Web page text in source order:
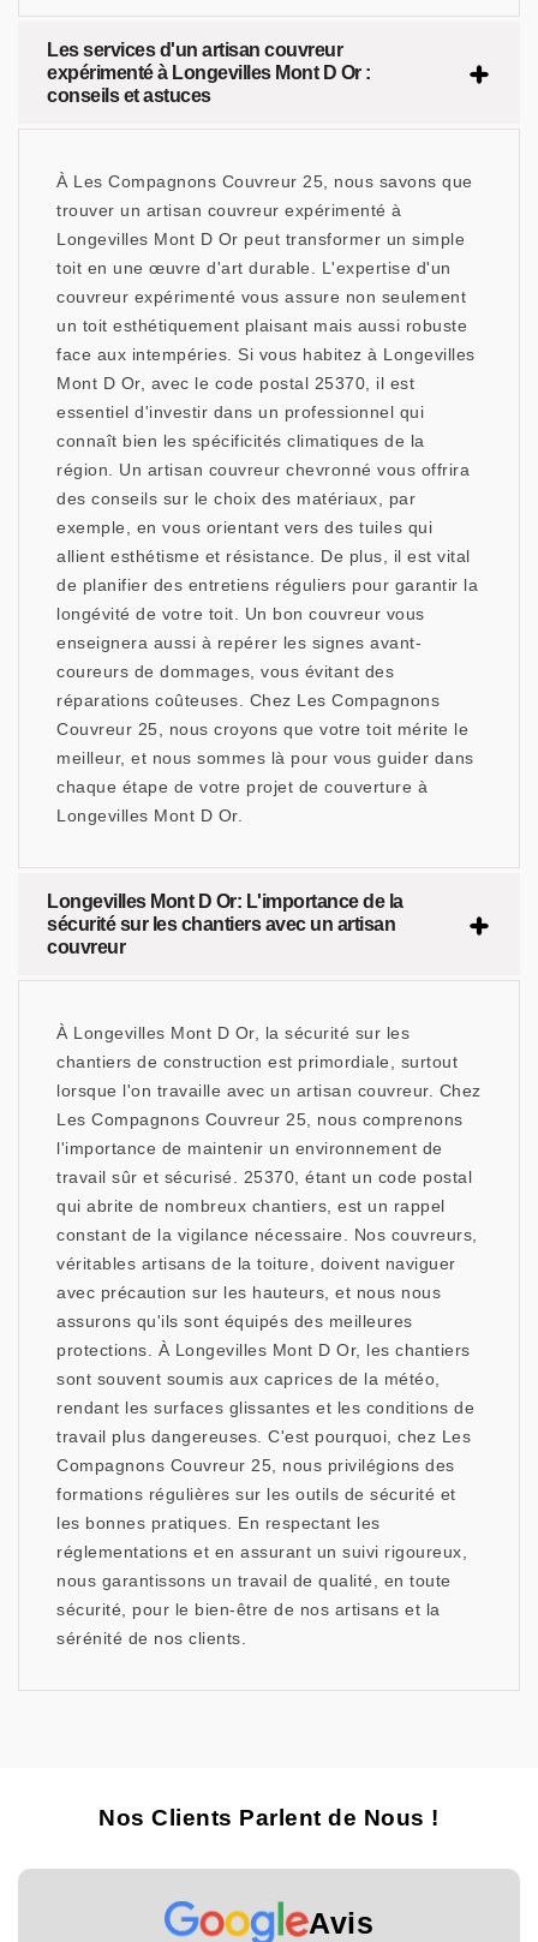
Les services d'un artisan couvreur
expérimenté à Longevilles Mont D Or :
conseils et astuces
À Les Compagnons Couvreur 25, nous savons que
trouver un artisan couvreur expérimenté à
Longevilles Mont D Or peut transformer un simple
toit en une œuvre d'art durable. L'expertise d'un
couvreur expérimenté vous assure non seulement
un toit esthétiquement plaisant mais aussi robuste
face aux intempéries. Si vous habitez à Longevilles
Mont D Or, avec le code postal 25370, il est
essentiel d'investir dans un professionnel qui
connaît bien les spécificités climatiques de la
région. Un artisan couvreur chevronné vous offrira
des conseils sur le choix des matériaux, par
exemple, en vous orientant vers des tuiles qui
allient esthétisme et résistance. De plus, il est vital
de planifier des entretiens réguliers pour garantir la
longévité de votre toit. Un bon couvreur vous
enseignera aussi à repérer les signes avant-
coureurs de dommages, vous évitant des
réparations coûteuses. Chez Les Compagnons
Couvreur 25, nous croyons que votre toit mérite le
meilleur, et nous sommes là pour vous guider dans
chaque étape de votre projet de couverture à
Longevilles Mont D Or.
Longevilles Mont D Or: L'importance de la
sécurité sur les chantiers avec un artisan
couvreur
À Longevilles Mont D Or, la sécurité sur les
chantiers de construction est primordiale, surtout
lorsque l'on travaille avec un artisan couvreur. Chez
Les Compagnons Couvreur 25, nous comprenons
l'importance de maintenir un environnement de
travail sûr et sécurisé. 25370, étant un code postal
qui abrite de nombreux chantiers, est un rappel
constant de la vigilance nécessaire. Nos couvreurs,
véritables artisans de la toiture, doivent naviguer
avec précaution sur les hauteurs, et nous nous
assurons qu'ils sont équipés des meilleures
protections. À Longevilles Mont D Or, les chantiers
sont souvent soumis aux caprices de la météo,
rendant les surfaces glissantes et les conditions de
travail plus dangereuses. C'est pourquoi, chez Les
Compagnons Couvreur 25, nous privilégions des
formations régulières sur les outils de sécurité et
les bonnes pratiques. En respectant les
réglementations et en assurant un suivi rigoureux,
nous garantissons un travail de qualité, en toute
sécurité, pour le bien-être de nos artisans et la
sérénité de nos clients.
Nos Clients Parlent de Nous !
Avis